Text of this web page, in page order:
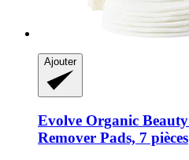
Ajouter
Evolve Organic Beauty
Remover Pads, 7 pièces